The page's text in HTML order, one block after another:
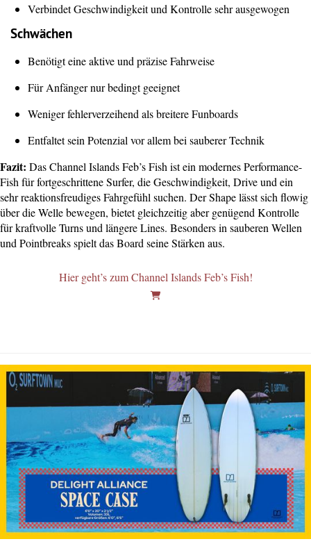
Verbindet Geschwindigkeit und Kontrolle sehr ausgewogen
Schwächen
Benötigt eine aktive und präzise Fahrweise
Für Anfänger nur bedingt geeignet
Weniger fehlerverzeihend als breitere Funboards
Entfaltet sein Potenzial vor allem bei sauberer Technik
Fazit: Das Channel Islands Feb’s Fish ist ein modernes Performance-
Fish für fortgeschrittene Surfer, die Geschwindigkeit, Drive und ein
sehr reaktionsfreudiges Fahrgefühl suchen. Der Shape lässt sich flowig
über die Welle bewegen, bietet gleichzeitig aber genügend Kontrolle
für kraftvolle Turns und längere Lines. Besonders in sauberen Wellen
und Pointbreaks spielt das Board seine Stärken aus.
Hier geht’s zum Channel Islands Feb’s Fish!